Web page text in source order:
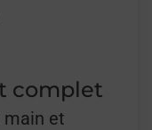
complet
main et